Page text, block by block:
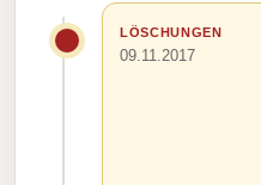
LÖSCHUNGEN
09.11.2017